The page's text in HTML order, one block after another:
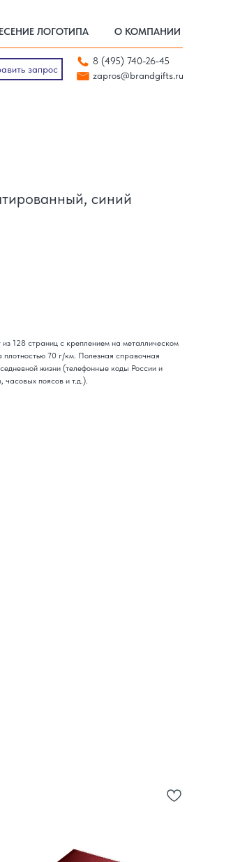
zapros@brandgifts.ru
запрос 8 (495) 740-26-45
ЛОГОТИПА О КОМПАНИИ
zapros@brandgifts.ru
запрос
синий
128 страниц с креплением на металлическом
плотностью 70 г/км. Полезная справочная
жизни (телефонные коды России и
поясов и т.д.).